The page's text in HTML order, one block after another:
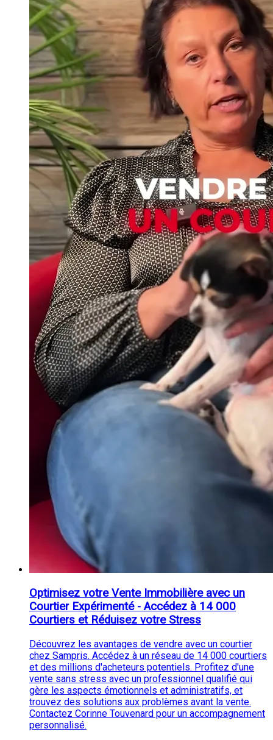
Optimisez votre Vente Immobilière avec un
Courtier Expérimenté - Accédez à 14 000
Courtiers et Réduisez votre Stress
Découvrez les avantages de vendre avec un courtier
chez Sampris. Accédez à un réseau de 14 000 courtiers
et des millions d'acheteurs potentiels. Profitez d'une
vente sans stress avec un professionnel qualifié qui
gère les aspects émotionnels et administratifs, et
trouvez des solutions aux problèmes avant la vente.
Contactez Corinne Touvenard pour un accompagnement
personnalisé.